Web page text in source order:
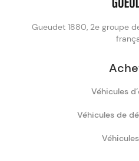
Gueudet 1880, 2e groupe
Véhicules
Véhicules de